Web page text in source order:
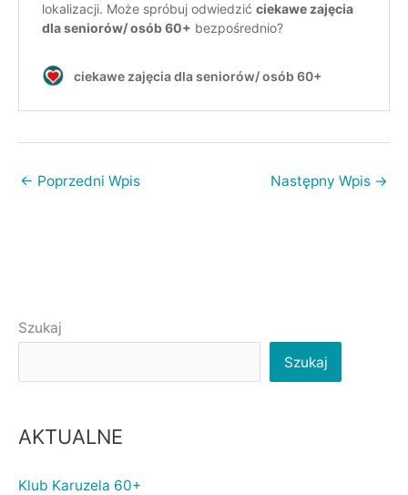
← Poprzedni Wpis Następny Wpis →
Szukaj
Szukaj
AKTUALNE
Klub Karuzela 60+